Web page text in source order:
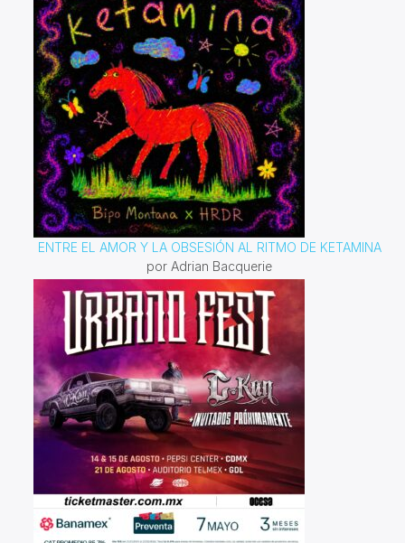
ENTRE EL AMOR Y LA OBSESIÓN AL RITMO DE KETAMINA
por Adrian Bacquerie